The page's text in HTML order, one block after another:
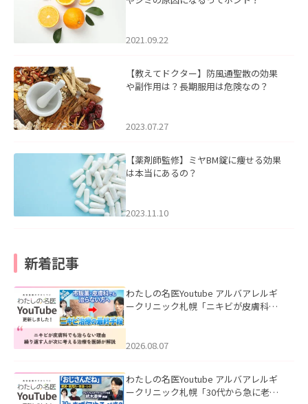
2021.09.22
【教えてドクター】防風通聖散の効果
や副作用は？長期服用は危険なの？
2023.07.27
【薬剤師監修】ミヤBM錠に痩せる効果
は本当にあるの？
2023.11.10
新着記事
わたしの名医Youtube アルバアレルギ
ークリニック札幌「ニキビが皮膚科で
ました。
2026.08.07
わたしの名医Youtube アルバアレルギ
ークリニック札幌「30代から急に老け